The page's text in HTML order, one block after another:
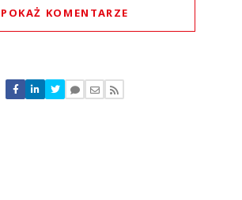
POKAŻ KOMENTARZE
Nie znaleziono komentarzy
swoje komentarze